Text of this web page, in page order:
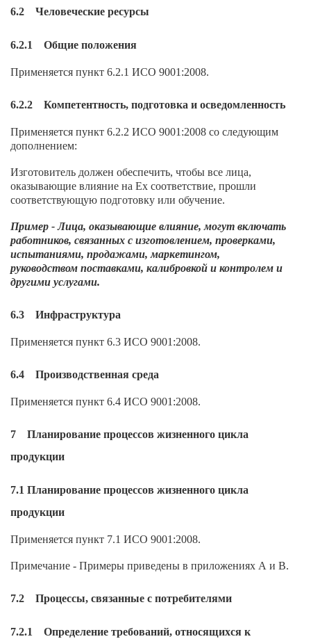
6.2 Человеческие ресурсы
6.2.1 Общие положения
Применяется пункт 6.2.1 ИСО 9001:2008.
6.2.2 Компетентность, подготовка и осведомленность
Применяется пункт 6.2.2 ИСО 9001:2008 со следующим
дополнением:
Изготовитель должен обеспечить, чтобы все лица,
оказывающие влияние на Ех соответствие, прошли
соответствующую подготовку или обучение.
Пример - Лица, оказывающие влияние, могут включать
работников, связанных с изготовлением, проверками,
испытаниями, продажами, маркетингом,
руководством поставками, калибровкой и контролем и
другими услугами.
6.3 Инфраструктура
Применяется пункт 6.3 ИСО 9001:2008.
6.4 Производственная среда
Применяется пункт 6.4 ИСО 9001:2008.
7 Планирование процессов жизненного цикла
продукции
7.1 Планирование процессов жизненного цикла
продукции
Применяется пункт 7.1 ИСО 9001:2008.
Примечание - Примеры приведены в приложениях А и В.
7.2 Процессы, связанные с потребителями
7.2.1 Определение требований, относящихся к